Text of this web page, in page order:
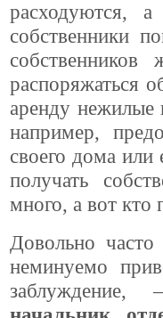
расходуются,
собственники
распоряжаться
аренду нежилые
например,
своего дома
получать
много, а вот кто
Довольно
неминуемо
заблуждение,